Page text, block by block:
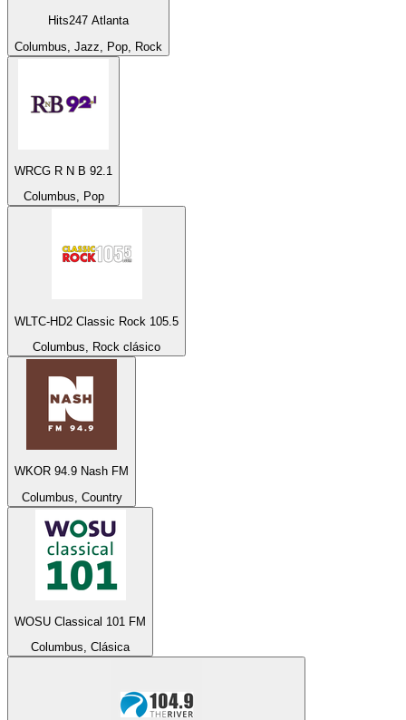
Hits247 Atlanta
Columbus, Jazz, Pop, Rock
WRCG R N B 92.1
Columbus, Pop
WLTC-HD2 Classic Rock 105.5
Columbus, Rock clásico
WKOR 94.9 Nash FM
Columbus, Country
WOSU Classical 101 FM
Columbus, Clásica